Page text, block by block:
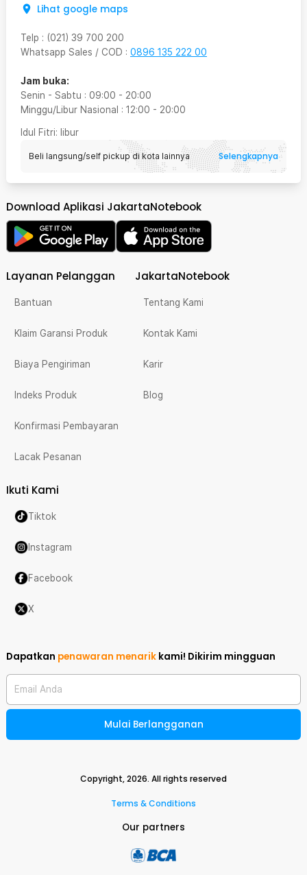
Lihat google maps
Telp : (021) 39 700 200
Whatsapp Sales / COD : 0896 135 222 00
Jam buka:
Senin - Sabtu : 09:00 - 20:00
Minggu/Libur Nasional : 12:00 - 20:00
Idul Fitri: libur
Beli langsung/self pickup di kota lainnya Selengkapnya
Download Aplikasi JakartaNotebook
Layanan Pelanggan
Bantuan
Klaim Garansi Produk
Biaya Pengiriman
Indeks Produk
Konfirmasi Pembayaran
Lacak Pesanan
JakartaNotebook
Tentang Kami
Kontak Kami
Karir
Blog
Ikuti Kami
Tiktok
Instagram
Facebook
X
Dapatkan penawaran menarik kami! Dikirim mingguan
Email Anda
Mulai Berlangganan
Copyright,2026. All rights reserved
Terms & Conditions
Our partners